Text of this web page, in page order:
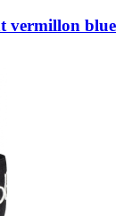
vermillon blue